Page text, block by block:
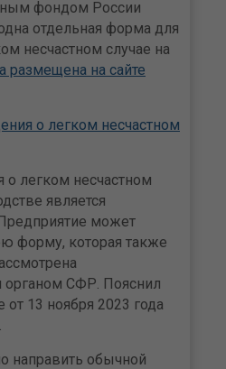
фондом России
отдельная форма для
несчастном случае на
размещена на сайте
о легком несчастном
легком несчастном
является
может
форму, которая также
органом СФР. Пояснил
13 ноября 2023 года
направить обычной